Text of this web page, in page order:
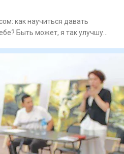
как научиться давать
Быть может, я так улучшу